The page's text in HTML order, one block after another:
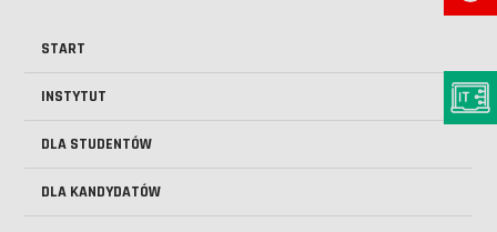
START
INSTYTUT
DLA STUDENTÓW
DLA KANDYDATÓW